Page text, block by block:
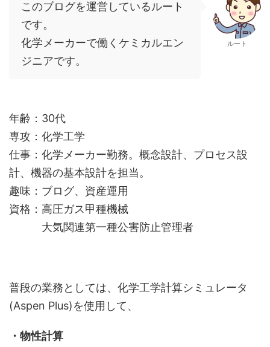
このブログを運営しているルート
です。
化学メーカーで働くケミカルエン
ジニアです。
ルート
年齢：30代
専攻：化学工学
仕事：化学メーカー勤務。概念設計、プロセス設
計、機器の基本設計を担当。
趣味：ブログ、資産運用
資格：高圧ガス甲種機械
大気関連第一種公害防止管理者
普段の業務としては、化学工学計算シミュレータ
(Aspen Plus)を使用して、
・物性計算